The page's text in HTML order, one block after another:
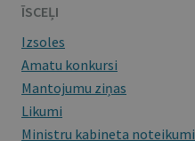
ĪSCEĻI
Izsoles
Amatu konkursi
Mantojumu ziņas
Likumi
Ministru kabineta noteikumi